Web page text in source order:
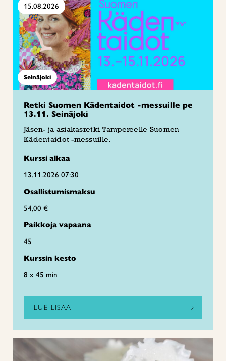
15.08.2026
Seinäjoki
Retki Suomen Kädentaidot -messuille pe
13.11. Seinäjoki
Jäsen- ja asiakasretki Tampereelle Suomen
Kädentaidot -messuille.
Kurssi alkaa
13.11.2026 07:30
Osallistumismaksu
54,00 €
Paikkoja vapaana
45
Kurssin kesto
8 x 45 min
LUE LISÄÄ